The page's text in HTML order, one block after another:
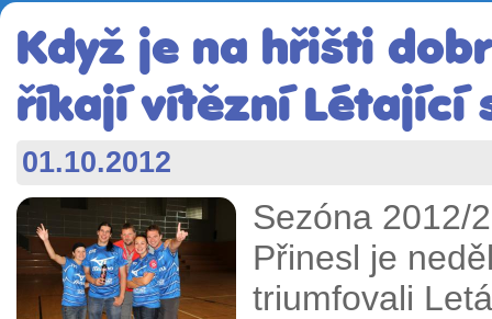
Když je na hřišti
říkají vítězní Létající
01.10.2012
Sezóna 2012/
Přinesl je
triumfovali